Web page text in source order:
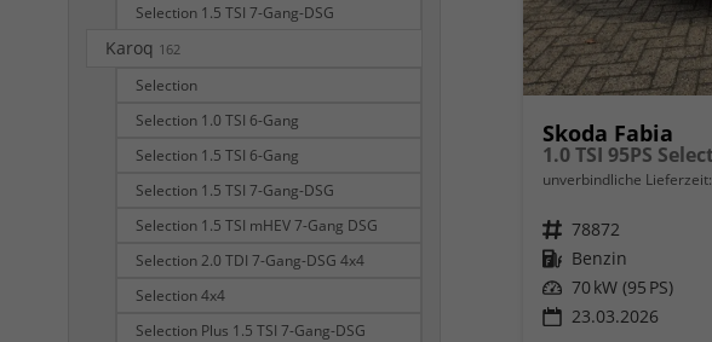
Skoda Fabia
unverbindliche Lieferzeit:
Fahrzeugnr. 78872
Kraftstoff Benzin
Leistung 70 kW (95 PS)
23.03.2026
Selection 1.5 TSI 7-Gang-DSG
Karoq 162
Selection
Selection 1.0 TSI 6-Gang
Selection 1.5 TSI 6-Gang
Selection 1.5 TSI 7-Gang-DSG
Selection 1.5 TSI mHEV 7-Gang DSG
Selection 2.0 TDI 7-Gang-DSG 4x4
Selection 4x4
Selection Plus 1.5 TSI 7-Gang-DSG